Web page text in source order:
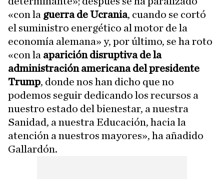
«con la guerra de Ucrania, cuando se cortó
el suministro energético al motor de la
economía alemana» y, por último, se ha roto
«con la aparición disruptiva de la
administración americana del presidente
Trump, donde nos han dicho que no
podemos seguir dedicando los recursos a
nuestro estado del bienestar, a nuestra
Sanidad, a nuestra Educación, hacia la
atención a nuestros mayores», ha añadido
Gallardón.